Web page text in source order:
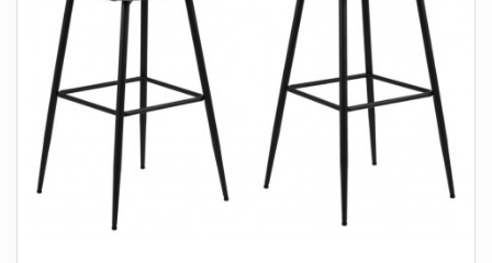
LAMPER
ENTREMØBLER
HAVEMØBLER
OUTLET